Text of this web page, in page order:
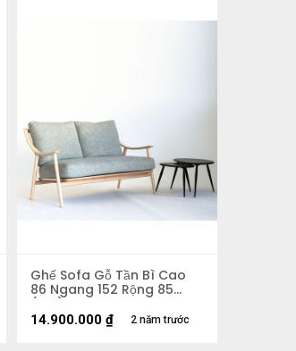
Ghế Sofa Gỗ Tần Bì Cao
86 Ngang 152 Rộng 85
(cm)
2 năm trước
14.900.000 ₫